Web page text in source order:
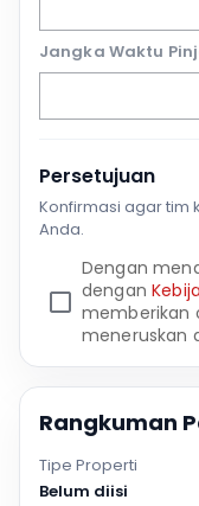
Jangka Waktu
Persetujuan
Konfirmasi agar
Anda.
Dengan
dengan
memberikan
meneruskan
Rangkuman
Tipe Properti
Belum diisi